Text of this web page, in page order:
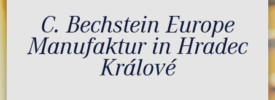
C. Bechstein Europe
Manufaktur in Hradec
Králové